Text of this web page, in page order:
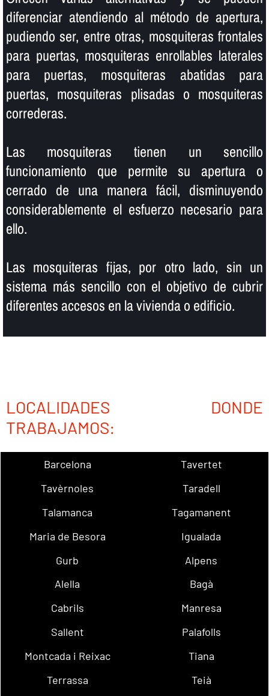
diferenciar atendiendo al método de apertura,
pudiendo ser, entre otras, mosquiteras frontales
para puertas, mosquiteras enrollables laterales
para puertas, mosquiteras abatidas para
puertas, mosquiteras plisadas o mosquiteras
correderas.
Las mosquiteras tienen un sencillo
funcionamiento que permite su apertura o
cerrado de una manera fácil, disminuyendo
considerablemente el esfuerzo necesario para
ello.
Las mosquiteras fijas, por otro lado, sin un
sistema más sencillo con el objetivo de cubrir
diferentes accesos en la vivienda o edificio.
LOCALIDADES DONDE
TRABAJAMOS:
Barcelona
Tavertet
Tavèrnoles
Taradell
Talamanca
Tagamanent
Maria de Besora
Igualada
Gurb
Alpens
Alella
Bagà
Cabrils
Manresa
Sallent
Palafolls
Montcada i Reixac
Tiana
Terrassa
Teià